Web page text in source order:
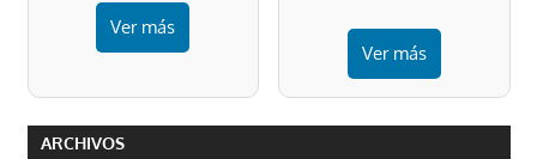
Ver más
Ver más
ARCHIVOS